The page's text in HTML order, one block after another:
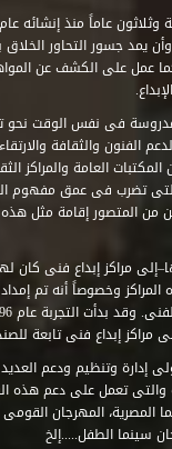
يمد جسور التحاور الخلاق
عمل على الكشف عن
فى نفس الوقت نحو
الفنون والثقافة
العامة والمراكز
تضرب فى عمق مفهوم
مراكز إبداع فنى كان
وخصوصاً أنه تم
إبداع فنى تابعة للصندوق إلى
إدارة وتنظيم ودعم
والتى تعمل على دعم هذه
المصرية، المهرجان
سينما الطفل.....إلخ